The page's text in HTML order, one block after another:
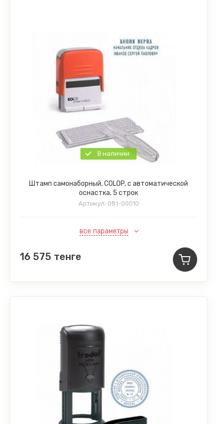
В наличии
Штамп самонаборный, COLOP, с автоматической
оснастка, 5 строк
Артикул: 081-00010
все параметры
16 575 тенге